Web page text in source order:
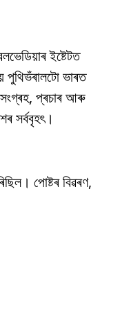
ইষ্টেটত
পুথিভঁৰালটো ভাৰত
সংগ্ৰহ, প্ৰচাৰ আৰু
সৰ্ববৃহৎ।
পোষ্টৰ বিৱৰণ,